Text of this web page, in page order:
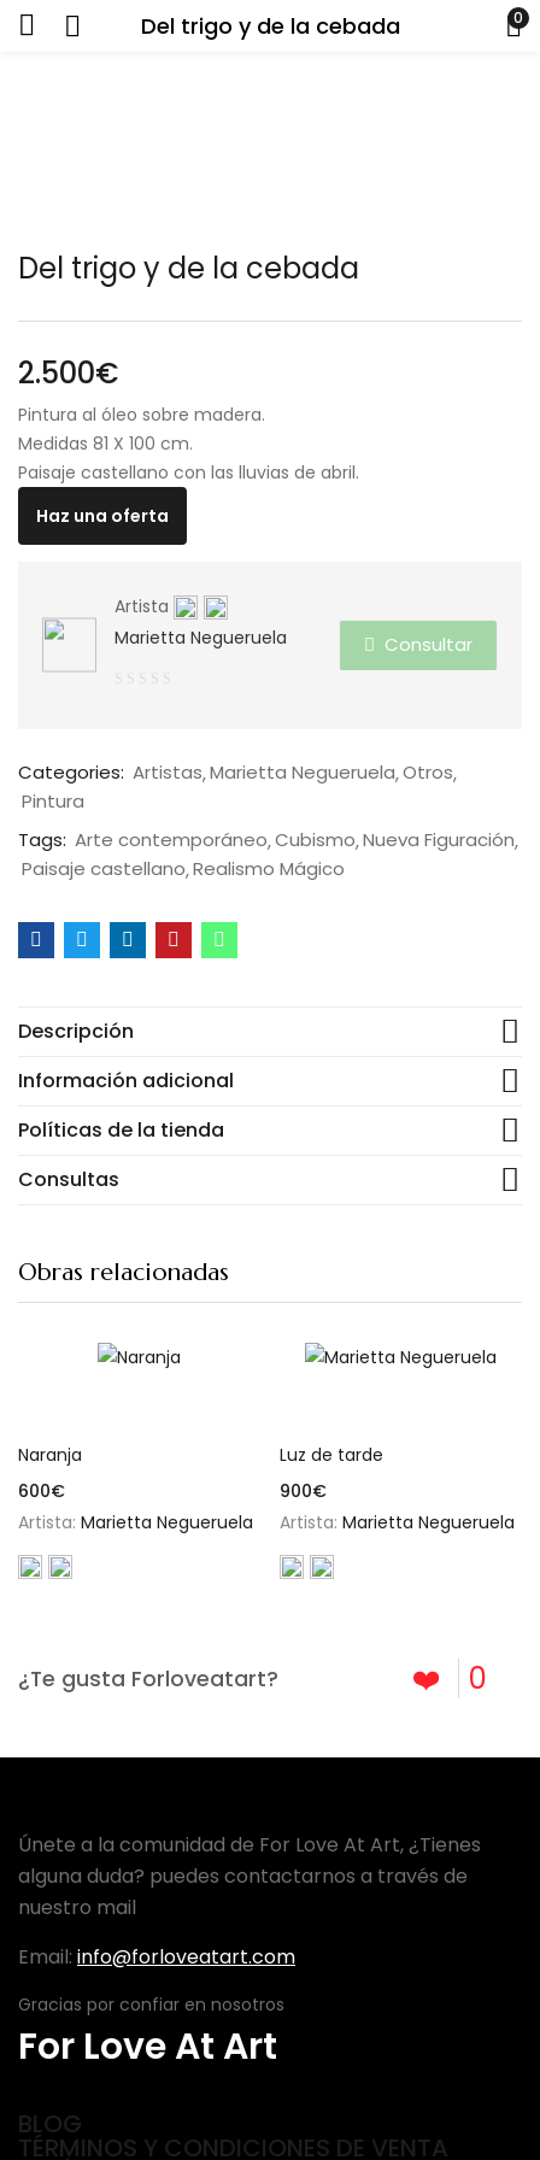
Del trigo y de la cebada 0
Del trigo y de la cebada
2.500€
Pintura al óleo sobre madera.
Medidas 81 X 100 cm.
Paisaje castellano con las lluvias de abril.
Haz una oferta
Artista
Marietta Negueruela
5
Consultar
Categories: Artistas Marietta Negueruela Otros
Pintura
Tags: Arte contemporáneo Cubismo Nueva Figuración
Paisaje castellano Realismo Mágico
Descripción
Información adicional
Políticas de la tienda
Consultas
Obras relacionadas
Naranja
600€
Artista: Marietta Negueruela
Luz de tarde
900€
Artista: Marietta Negueruela
¿Te gusta Forloveatart? ❤️ 0
Únete a la comunidad de For Love At Art, ¿Tienes
alguna duda? puedes contactarnos a través de
nuestro mail
Email: info@forloveatart.com
Gracias por confiar en nosotros
For Love At Art
BLOG
TÉRMINOS Y CONDICIONES DE VENTA